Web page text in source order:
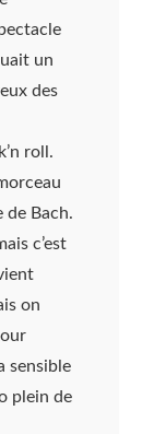
un
des
roll.
de Bach.
c’est
on
sensible
plein de